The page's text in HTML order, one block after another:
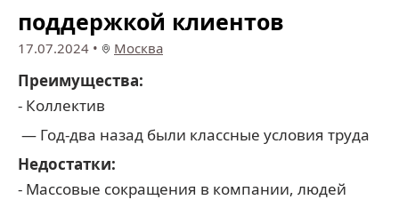
поддержкой клиентов
17.07.2024 • Москва
Преимущества:
- Коллектив
— Год-два назад были классные условия труда
Недостатки:
- Массовые сокращения в компании, людей